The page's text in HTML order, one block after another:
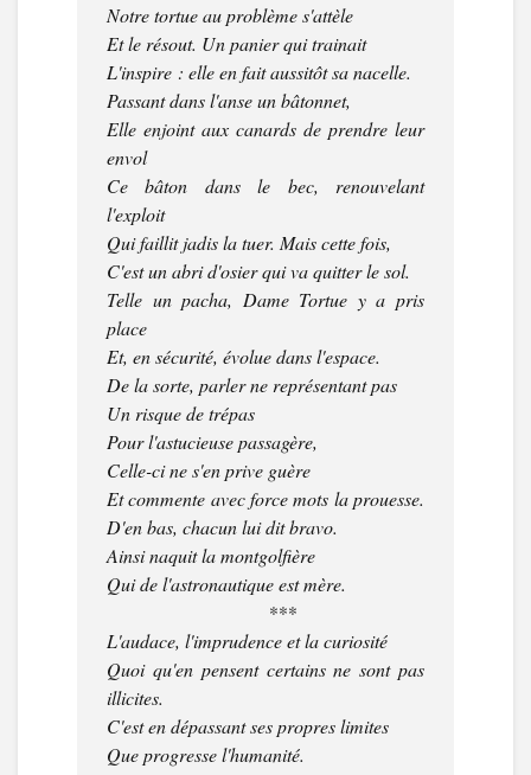
Notre tortue au problème s'attèle
Et le résout. Un panier qui trainait
L'inspire : elle en fait aussitôt sa nacelle.
Passant dans l'anse un bâtonnet,
Elle enjoint aux canards de prendre leur
envol
Ce bâton dans le bec, renouvelant
l'exploit
Qui faillit jadis la tuer. Mais cette fois,
C'est un abri d'osier qui va quitter le sol.
Telle un pacha, Dame Tortue y a pris
place
Et, en sécurité, évolue dans l'espace.
De la sorte, parler ne représentant pas
Un risque de trépas
Pour l'astucieuse passagère,
Celle-ci ne s'en prive guère
Et commente avec force mots la prouesse.
D'en bas, chacun lui dit bravo.
Ainsi naquit la montgolfière
Qui de l'astronautique est mère.
***
L'audace, l'imprudence et la curiosité
Quoi qu'en pensent certains ne sont pas
illicites.
C'est en dépassant ses propres limites
Que progresse l'humanité.